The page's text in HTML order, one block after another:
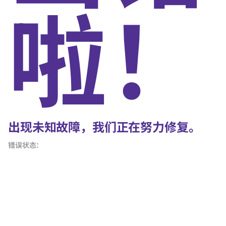
啦！
出现未知故障，我们正在努力修复。
错误状态：